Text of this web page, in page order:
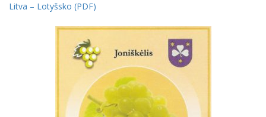
Litva – Lotyšsko (PDF)